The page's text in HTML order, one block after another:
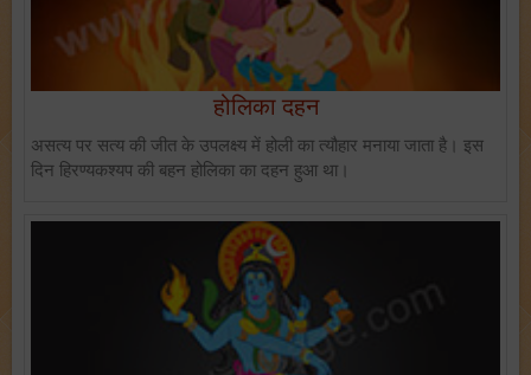
होलिका दहन
असत्य पर सत्य की जीत के उपलक्ष्य में होली का त्यौहार मनाया जाता है। इस
दिन हिरण्यकश्यप की बहन होलिका का दहन हुआ था।